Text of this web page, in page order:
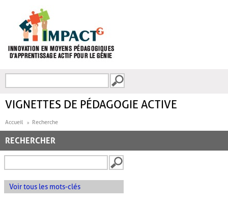
FORMULAIRE DE
VIGNETTES DE PÉDAGOGIE ACTIVE
Accueil Recherche
RECHERCHER
Voir tous les mots-clés